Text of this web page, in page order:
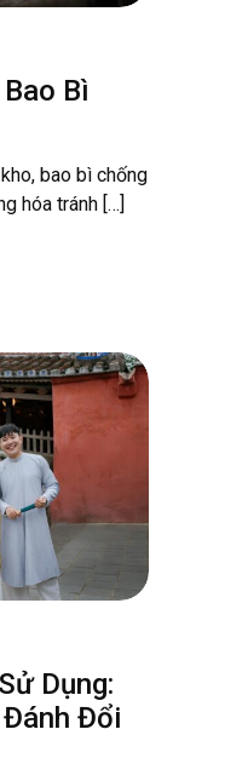
Bì
bao bì chống
hóa tránh […]
Dụng:
Đổi